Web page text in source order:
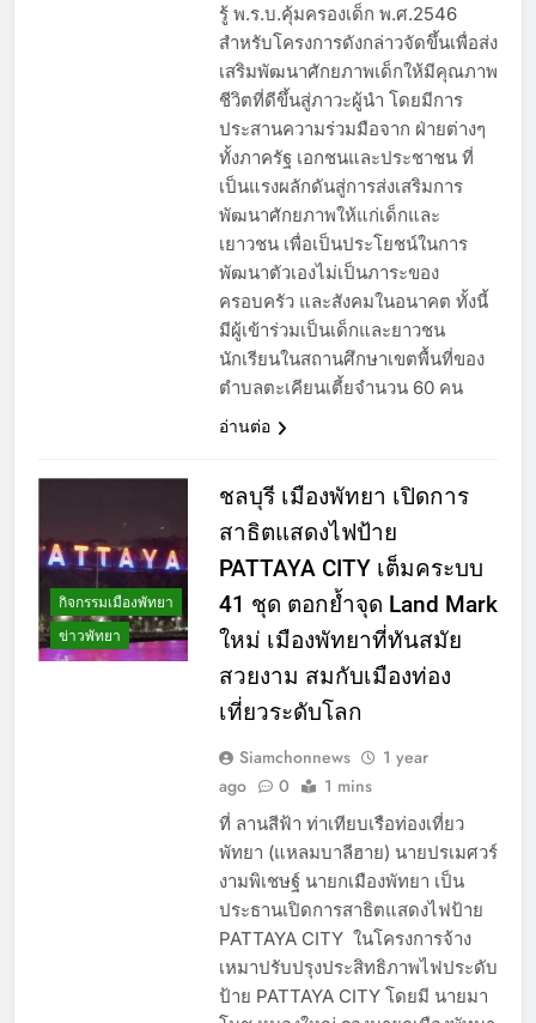
รู้ พ.ร.บ.คุ้มครองเด็ก พ.ศ.2546
สำหรับโครงการดังกล่าวจัดขึ้นเพื่อส่ง
เสริมพัฒนาศักยภาพเด็กให้มีคุณภาพ
ชีวิตที่ดีขึ้นสู่ภาวะผู้นำ โดยมีการ
ประสานความร่วมมือจาก ฝ่ายต่างๆ
ทั้งภาครัฐ เอกชนและประชาชน ที่
เป็นแรงผลักดันสู่การส่งเสริมการ
พัฒนาศักยภาพให้แก่เด็กและ
เยาวชน เพื่อเป็นประโยชน์ในการ
พัฒนาตัวเองไม่เป็นภาระของ
ครอบครัว และสังคมในอนาคต ทั้งนี้
มีผู้เข้าร่วมเป็นเด็กและยาวชน
นักเรียนในสถานศึกษาเขตพื้นที่ของ
ตำบลตะเคียนเตี้ยจำนวน 60 คน
อ่านต่อ
กิจกรรมเมืองพัทยา
ข่าวพัทยา
ชลบุรี เมืองพัทยา เปิดการ
สาธิตแสดงไฟป้าย
PATTAYA CITY เต็มคระบบ
41 ชุด ตอกย้ำจุด Land Mark
ใหม่ เมืองพัทยาที่ทันสมัย
สวยงาม สมกับเมืองท่อง
เที่ยวระดับโลก
Siamchonnews
1 year
ago
0 1 mins
ที่ ลานสีฟ้า ท่าเทียบเรือท่องเที่ยว
พัทยา (แหลมบาลีฮาย) นายปรเมศวร์
งามพิเชษฐ์ นายกเมืองพัทยา เป็น
ประธานเปิดการสาธิตแสดงไฟป้าย
PATTAYA CITY ในโครงการจ้าง
เหมาปรับปรุงประสิทธิภาพไฟประดับ
ป้าย PATTAYA CITY โดยมี นายมา